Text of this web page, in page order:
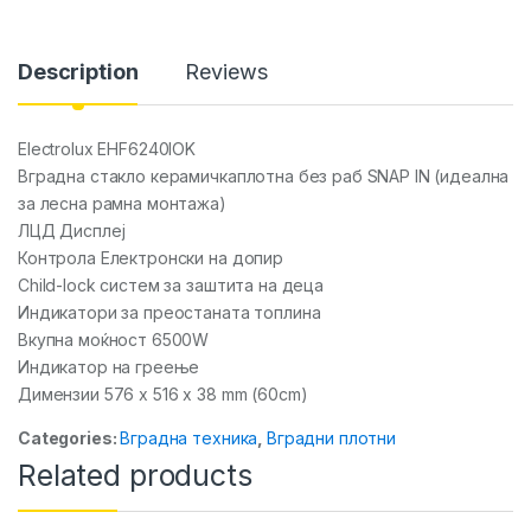
Description Reviews
Electrolux EHF6240IOK
Вградна стакло керамичкаплотна без раб SNAP IN (идеална
за лесна рамна монтажа)
ЛЦД Дисплеј
Контрола Електронски на допир
Child-lock систем за заштита на деца
Индикатори за преостаната топлина
Вкупна моќност 6500W
Индикатор на греење
Димензии 576 x 516 x 38 mm (60cm)
Categories:Вградна техника Вградни плотни
Related products